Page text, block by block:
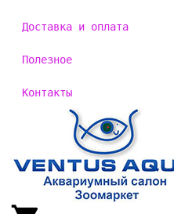
Доставка и оплата
Полезное
Контакты